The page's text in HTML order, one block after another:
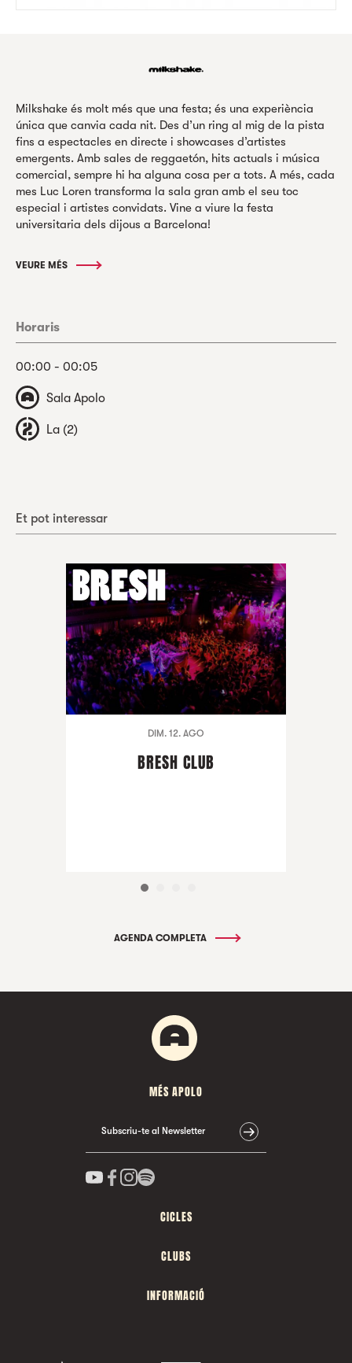
Milkshake és molt més que una festa; és una experiència
única que canvia cada nit. Des d’un ring al mig de la pista
fins a espectacles en directe i showcases d’artistes
emergents. Amb sales de reggaetón, hits actuals i música
comercial, sempre hi ha alguna cosa per a tots. A més, cada
mes Luc Loren transforma la sala gran amb el seu toc
especial i artistes convidats. Vine a viure la festa
universitaria dels dijous a Barcelona!
VEURE MÉS
Horaris
00:00 - 00:05
Sala Apolo
La (2)
Et pot interessar
DIM. 12. AGO
BRESH CLUB
AGENDA COMPLETA
MÉS APOLO
Subscriu-te al Newsletter
CICLES
CLUBS
INFORMACIÓ